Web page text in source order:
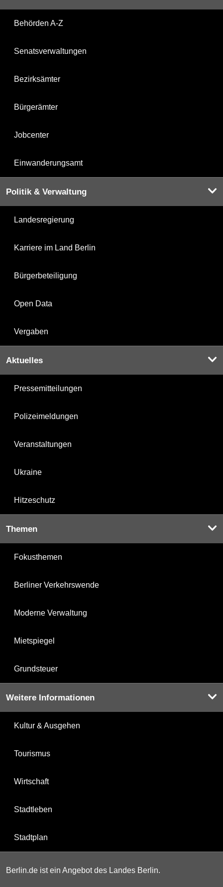
Behörden A-Z
Senatsverwaltungen
Bezirksämter
Bürgerämter
Jobcenter
Einwanderungsamt
Politik & Verwaltung
Landesregierung
Karriere im Land Berlin
Bürgerbeteiligung
Open Data
Vergaben
Aktuelles
Pressemitteilungen
Polizeimeldungen
Veranstaltungen
Ukraine
Hitzeschutz
Themen
Fokusthemen
Berliner Verkehrswende
Moderne Verwaltung
Mietspiegel
Grundsteuer
Weitere Informationen
Kultur & Ausgehen
Tourismus
Wirtschaft
Stadtleben
Stadtplan
Berlin.de ist ein Angebot des Landes Berlin.